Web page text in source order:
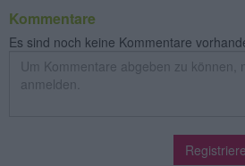
Kommentare
Es sind noch keine Kommentare